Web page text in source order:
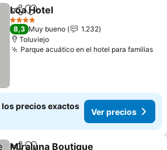
CompartirAgregar a favoritos
Loa Hotel
4 Estrellas
8,3 Muy bueno
1.232
Toluviejo
Parque acuático en el hotel para familias
los precios exactos
Ver precios
Miraluna Boutique